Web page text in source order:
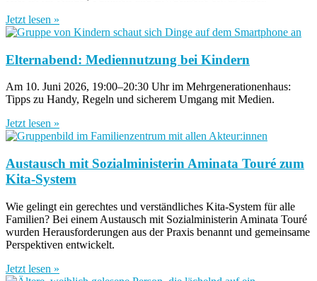
Jetzt lesen »
Elternabend: Mediennutzung bei Kindern
Am 10. Juni 2026, 19:00–20:30 Uhr im Mehrgenerationenhaus:
Tipps zu Handy, Regeln und sicherem Umgang mit Medien.
Jetzt lesen »
Austausch mit Sozialministerin Aminata Touré zum
Kita-System
Wie gelingt ein gerechtes und verständliches Kita-System für alle
Familien? Bei einem Austausch mit Sozialministerin Aminata Touré
wurden Herausforderungen aus der Praxis benannt und gemeinsame
Perspektiven entwickelt.
Jetzt lesen »